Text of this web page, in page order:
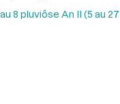
8 pluviôse An II (5 au